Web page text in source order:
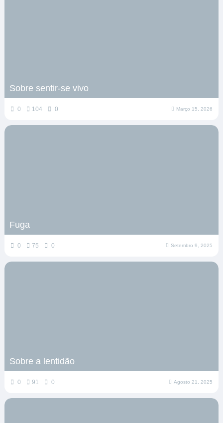
Sobre sentir-se vivo
0 104 0 Março 15, 2026
Fuga
0 75 0 Setembro 9, 2025
Sobre a lentidão
0 91 0 Agosto 21, 2025